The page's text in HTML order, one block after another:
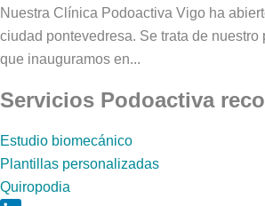
Nuestra Clínica Podoactiva Vigo ha
ciudad pontevedresa. Se trata de nuestro
que inauguramos en...
Servicios Podoactiva
Estudio biomecánico
Plantillas personalizadas
Quiropodia